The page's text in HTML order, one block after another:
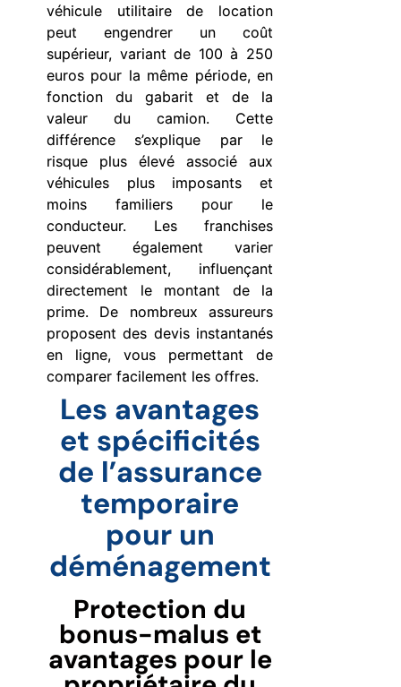
véhicule utilitaire de location
peut engendrer un coût
supérieur, variant de 100 à 250
euros pour la même période, en
fonction du gabarit et de la
valeur du camion. Cette
différence s’explique par le
risque plus élevé associé aux
véhicules plus imposants et
moins familiers pour le
conducteur. Les franchises
peuvent également varier
considérablement, influençant
directement le montant de la
prime. De nombreux assureurs
proposent des devis instantanés
en ligne, vous permettant de
comparer facilement les offres.
Les avantages
et spécificités
de l’assurance
temporaire
pour un
déménagement
Protection du
bonus-malus et
avantages pour le